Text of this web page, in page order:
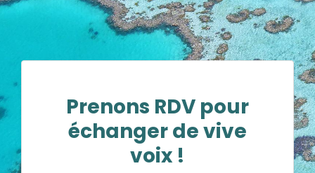
Prenons RDV pour
échanger de vive
voix !